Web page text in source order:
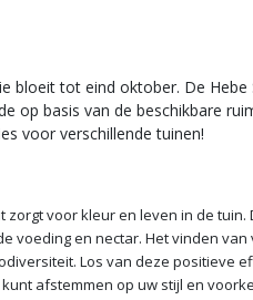
bloeit tot eind oktober. De
op basis van de beschikbare
voor verschillende tuinen!
voor kleur en leven in de
voeding en nectar. Het vinden
Los van deze positieve
afstemmen op uw stijl en